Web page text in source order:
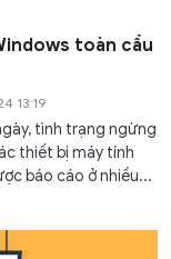
toàn cầu
13:19
tình trạng ngừng
thiết bị máy tính
báo cáo ở nhiều...